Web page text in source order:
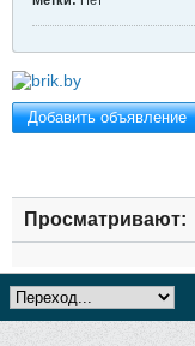
Добавить объявление
Просматривают: